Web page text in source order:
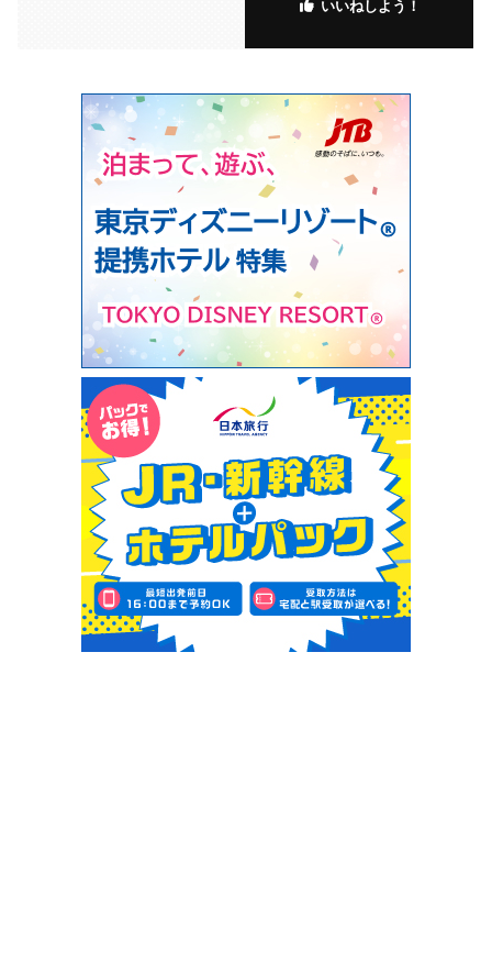
いいねしよう！